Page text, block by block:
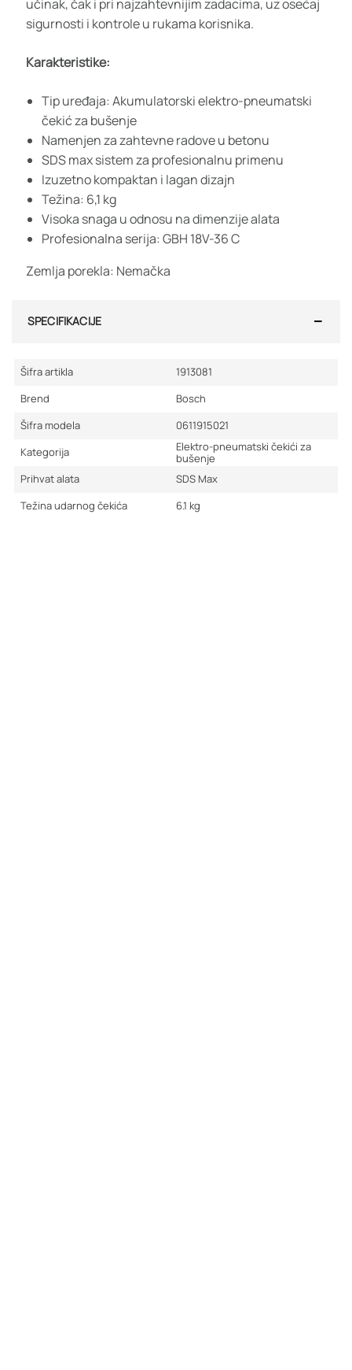
učinak, čak i pri najzahtevnijim zadacima, uz osećaj
sigurnosti i kontrole u rukama korisnika.
Karakteristike:
Tip uređaja: Akumulatorski elektro-pneumatski
čekić za bušenje
Namenjen za zahtevne radove u betonu
SDS max sistem za profesionalnu primenu
Izuzetno kompaktan i lagan dizajn
Težina: 6,1 kg
Visoka snaga u odnosu na dimenzije alata
Profesionalna serija: GBH 18V-36 C
Zemlja porekla: Nemačka
SPECIFIKACIJE
Šifra artikla
1913081
Brend
Bosch
Šifra modela
0611915021
Kategorija
Elektro-pneumatski čekići za
bušenje
Prihvat alata
SDS Max
Težina udarnog čekića
6.1 kg